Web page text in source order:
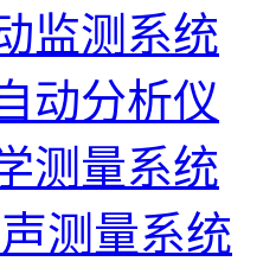
监测系统
动分析仪
测量系统
测量系统